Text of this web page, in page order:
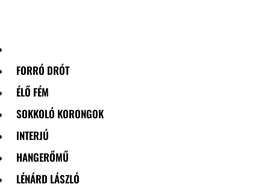
FORRÓ DRÓT
ÉLŐ FÉM
SOKKOLÓ KORONGOK
INTERJÚ
HANGERŐMŰ
LÉNÁRD LÁSZLÓ